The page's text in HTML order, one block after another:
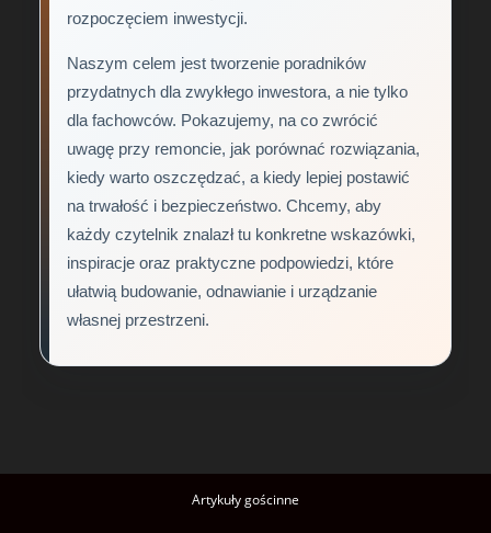
rozpoczęciem inwestycji.
Naszym celem jest tworzenie poradników
przydatnych dla zwykłego inwestora, a nie tylko
dla fachowców. Pokazujemy, na co zwrócić
uwagę przy remoncie, jak porównać rozwiązania,
kiedy warto oszczędzać, a kiedy lepiej postawić
na trwałość i bezpieczeństwo. Chcemy, aby
każdy czytelnik znalazł tu konkretne wskazówki,
inspiracje oraz praktyczne podpowiedzi, które
ułatwią budowanie, odnawianie i urządzanie
własnej przestrzeni.
Artykuły gościnne